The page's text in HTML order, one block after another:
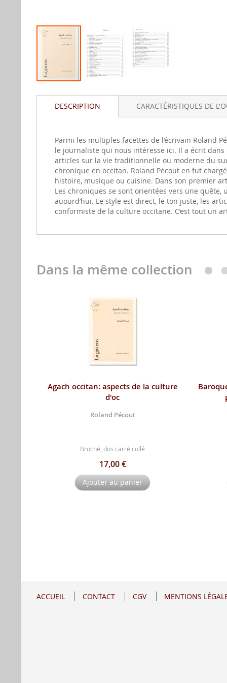
au
début
gallerie
d'image
DESCRIPTION
Parmi les multiples facettes de l’écrivain Roland
le journaliste qui nous intéresse ici. Il a écrit dans
articles sur la vie traditionnelle ou moderne du
chronique en occitan. Roland Pécout en fut
histoire, musique ou cuisine. Dans son premier
Les chroniques se sont orientées vers une quête,
auourd’hui. Le style est direct, le ton juste, les
conformiste de la culture occitane. C’est tout un
CARACTÉRISTIQUES DE
Dans la même collection
Agach occitan: aspects de la culture
d'oc
Roland Pécout
Broché, dos carré collé
17,00 €
Ajouter au panier
ACCUEIL CONTACT CGV MENTIONS